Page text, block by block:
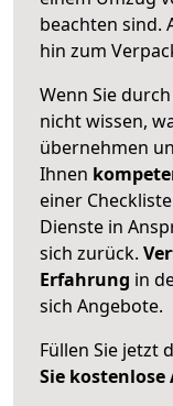
beachten sind.
hin zum
Wenn Sie
nicht wissen,
übernehmen
Ihnen
einer
Dienste in
sich zurück.
Erfahrung in
sich Angebote.
Füllen Sie jetzt
Sie kostenlose